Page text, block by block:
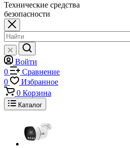
Технические средства
безопасности
Войти
0
Сравнение
0
Избранное
0 Корзина
Каталог